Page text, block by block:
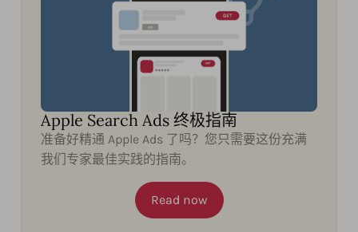
Apple Search Ads 终极指南
准备好精通 Apple Ads 了吗？您只需要这份充满
我们专家最佳实践的指南。
Read now